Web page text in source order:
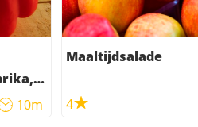
10m
Maaltijdsalade
4